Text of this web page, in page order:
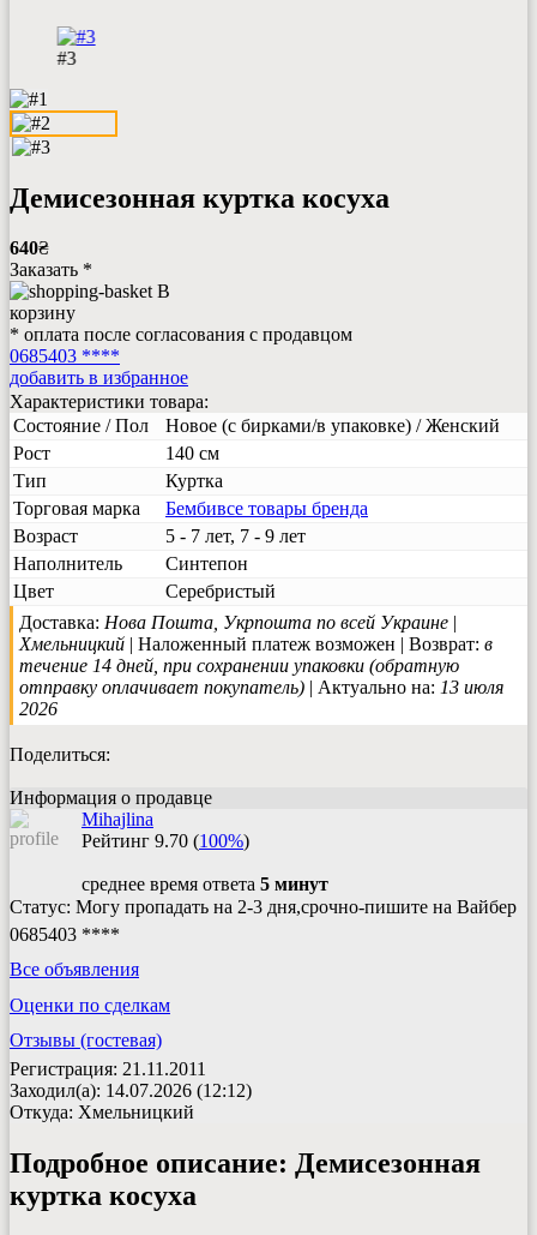
#3
Демисезонная куртка косуха
640₴
Заказать *
В
корзину
* оплата после согласования с продавцом
0685403 ****
добавить в избранное
Характеристики товара:
Состояние / Пол
Новое (с бирками/в упаковке) / Женский
Рост
140 см
Тип
Куртка
Торговая марка
Бембивсе товары бренда
Возраст
5 - 7 лет, 7 - 9 лет
Наполнитель
Синтепон
Цвет
Серебристый
Доставка: Нова Пошта, Укрпошта по всей Украине|
Хмельницкий| Наложенный платеж возможен | Возврат: в
течение 14 дней, при сохранении упаковки (обратную
отправку оплачивает покупатель)| Актуально на: 13 июля
2026
Поделиться:
Информация о продавце
Mihajlina
Рейтинг 9.70 (100%)
среднее время ответа 5 минут
Статус: Могу пропадать на 2-3 дня,срочно-пишите на Вайбер
0685403 ****
Все объявления
Оценки по сделкам
Отзывы (гостевая)
Регистрация: 21.11.2011
Заходил(а): 14.07.2026 (12:12)
Откуда: Хмельницкий
Подробное описание: Демисезонная
куртка косуха